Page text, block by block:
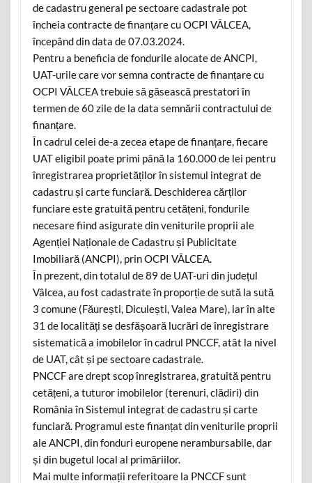
de cadastru general pe sectoare cadastrale pot
încheia contracte de finanțare cu OCPI VÂLCEA,
începând din data de 07.03.2024.
Pentru a beneficia de fondurile alocate de ANCPI,
UAT-urile care vor semna contracte de finanțare cu
OCPI VÂLCEA trebuie să găsească prestatori în
termen de 60 zile de la data semnării contractului de
finanțare.
În cadrul celei de-a zecea etape de finanțare, fiecare
UAT eligibil poate primi până la 160.000 de lei pentru
înregistrarea proprietăților în sistemul integrat de
cadastru și carte funciară. Deschiderea cărților
funciare este gratuită pentru cetățeni, fondurile
necesare fiind asigurate din veniturile proprii ale
Agenției Naționale de Cadastru și Publicitate
Imobiliară (ANCPI), prin OCPI VÂLCEA.
În prezent, din totalul de 89 de UAT-uri din județul
Vâlcea, au fost cadastrate în proporție de sută la sută
3 comune (Făurești, Diculești, Valea Mare), iar în alte
31 de localități se desfășoară lucrări de înregistrare
sistematică a imobilelor în cadrul PNCCF, atât la nivel
de UAT, cât și pe sectoare cadastrale.
PNCCF are drept scop înregistrarea, gratuită pentru
cetățeni, a tuturor imobilelor (terenuri, clădiri) din
România în Sistemul integrat de cadastru și carte
funciară. Programul este finanțat din veniturile proprii
ale ANCPI, din fonduri europene nerambursabile, dar
și din bugetul local al primăriilor.
Mai multe informații referitoare la PNCCF sunt